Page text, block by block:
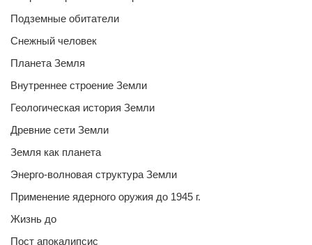
Подземные обитатели
Снежный человек
Планета Земля
Внутреннее строение Земли
Геологическая история Земли
Древние сети Земли
Земля как планета
Энерго-волновая структура Земли
Применение ядерного оружия до 1945 г.
Жизнь до
Пост апокалипсис